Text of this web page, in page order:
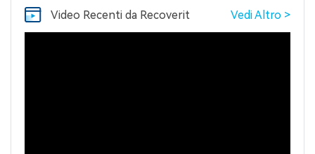
Video Recenti da Recoverit Vedi Altro >